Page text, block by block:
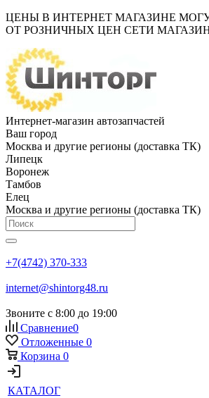
ЦЕНЫ В ИНТЕРНЕТ МАГАЗИНЕ
ОТ РОЗНИЧНЫХ ЦЕН СЕТИ
Интернет-магазин автозапчастей
Ваш город
Москва и другие регионы (доставка ТК)
Липецк
Воронеж
Тамбов
Елец
Москва и другие регионы (доставка ТК)
+7(4742) 370-333
internet@shintorg48.ru
Звоните с 8:00 до 19:00
Сравнение0
Отложенные 0
Корзина 0
КАТАЛОГ